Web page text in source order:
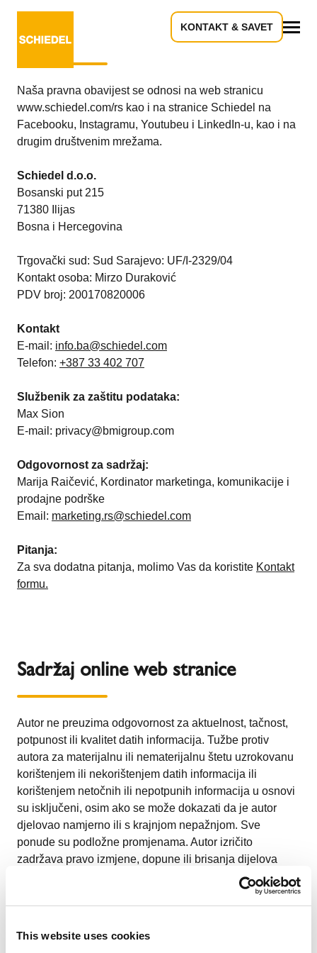
This website uses cookies
KONTAKT & SAVET
Autorska prava
Naša pravna obavijest se odnosi na web stranicu
www.schiedel.com/rs kao i na stranice Schiedel na
Facebooku, Instagramu, Youtubeu i LinkedIn-u, kao i na
drugim društvenim mrežama.
Schiedel d.o.o.
Bosanski put 215
71380 Ilijas
Bosna i Hercegovina
Trgovački sud: Sud Sarajevo: UF/I-2329/04
Kontakt osoba: Mirzo Duraković
PDV broj: 200170820006
Kontakt
E-mail: info.ba@schiedel.com
Telefon: +387 33 402 707
Službenik za zaštitu podataka:
Max Sion
E-mail: privacy@bmigroup.com
Odgovornost za sadržaj:
Marija Raičević, Kordinator marketinga, komunikacije i
prodajne podrške
Email: marketing.rs@schiedel.com
Pitanja:
Za sva dodatna pitanja, molimo Vas da koristite Kontakt
formu.
Sadržaj online web stranice
Autor ne preuzima odgovornost za aktuelnost, tačnost,
potpunost ili kvalitet datih informacija. Tužbe protiv
autora za materijalnu ili nematerijalnu štetu uzrokovanu
korištenjem ili nekorištenjem datih informacija ili
korištenjem netočnih ili nepotpunih informacija u osnovi
su isključeni, osim ako se može dokazati da je autor
djelovao namjerno ili s krajnjom nepažnjom. Sve
ponude su podložne promjenama. Autor izričito
zadržava pravo izmjene, dopune ili brisanja dijelova
stranica ili cijele ponude bez posebne obavijesti ili da